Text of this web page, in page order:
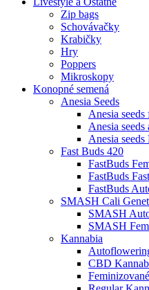
Zip bags
Schovávačky
Krabičky
Hry
Poppers
Mikroskopy
Konopné semená
Anesia Seeds
Anesia seeds
Anesia
Anesia
Fast Buds 420
FastBuds
FastBuds
FastBuds
SMASH Cali
SMASH
SMASH
Kannabia
CBD